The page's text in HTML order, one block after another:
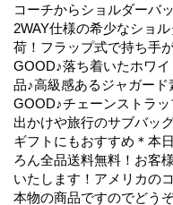
コーチからショルダーバ
2WAY仕様の希少なショ
荷！フラップ式で持ち手
GOOD♪落ち着いたホワ
品♪高級感あるジャガー
GOOD♪チェーンストラ
出かけや旅行のサブバッ
ギフトにもおすすめ＊本
ろん全品送料無料！お客
いたします！アメリカの
本物の商品ですのでどう